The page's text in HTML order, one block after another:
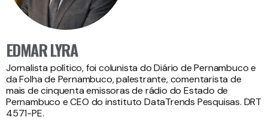
EDMAR LYRA
Jornalista político, foi colunista do Diário de Pernambuco e
da Folha de Pernambuco, palestrante, comentarista de
mais de cinquenta emissoras de rádio do Estado de
Pernambuco e CEO do instituto DataTrends Pesquisas. DRT
4571-PE.